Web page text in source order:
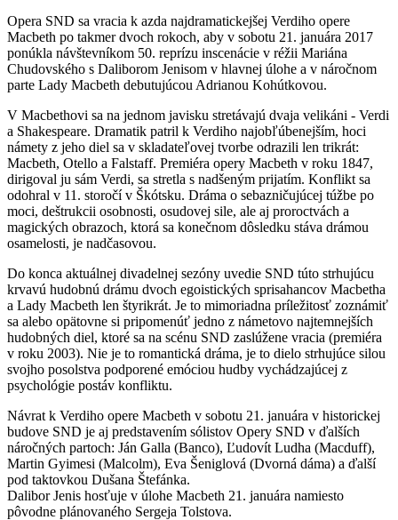
Opera SND sa vracia k azda najdramatickejšej Verdiho opere
Macbeth po takmer dvoch rokoch, aby v sobotu 21. januára 2017
ponúkla návštevníkom 50. reprízu inscenácie v réžii Mariána
Chudovského s Daliborom Jenisom v hlavnej úlohe a v náročnom
parte Lady Macbeth debutujúcou Adrianou Kohútkovou.
V Macbethovi sa na jednom javisku stretávajú dvaja velikáni - Verdi
a Shakespeare. Dramatik patril k Verdiho najobľúbenejším, hoci
námety z jeho diel sa v skladateľovej tvorbe odrazili len trikrát:
Macbeth, Otello a Falstaff. Premiéra opery Macbeth v roku 1847,
dirigoval ju sám Verdi, sa stretla s nadšeným prijatím. Konflikt sa
odohral v 11. storočí v Škótsku. Dráma o sebazničujúcej túžbe po
moci, deštrukcii osobnosti, osudovej sile, ale aj proroctvách a
magických obrazoch, ktorá sa konečnom dôsledku stáva drámou
osamelosti, je nadčasovou.
Do konca aktuálnej divadelnej sezóny uvedie SND túto strhujúcu
krvavú hudobnú drámu dvoch egoistických sprisahancov Macbetha
a Lady Macbeth len štyrikrát. Je to mimoriadna príležitosť zoznámiť
sa alebo opätovne si pripomenúť jedno z námetovo najtemnejších
hudobných diel, ktoré sa na scénu SND zaslúžene vracia (premiéra
v roku 2003). Nie je to romantická dráma, je to dielo strhujúce silou
svojho posolstva podporené emóciou hudby vychádzajúcej z
psychológie postáv konfliktu.
Návrat k Verdiho opere Macbeth v sobotu 21. januára v historickej
budove SND je aj predstavením sólistov Opery SND v ďalších
náročných partoch: Ján Galla (Banco), Ľudovít Ludha (Macduff),
Martin Gyimesi (Malcolm), Eva Šeniglová (Dvorná dáma) a ďalší
pod taktovkou Dušana Štefánka.
Dalibor Jenis hosťuje v úlohe Macbeth 21. januára namiesto
pôvodne plánovaného Sergeja Tolstova.